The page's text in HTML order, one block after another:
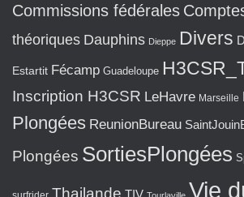
Commissions fédérales
théoriques Dauphins Dieppe Divers
Estartit Fécamp Guadeloupe
Inscription H3CSR LeHavre Marseille
Plongées ReunionBureau
Plongées SortiesPlongées
surfrider Thailande
Vie